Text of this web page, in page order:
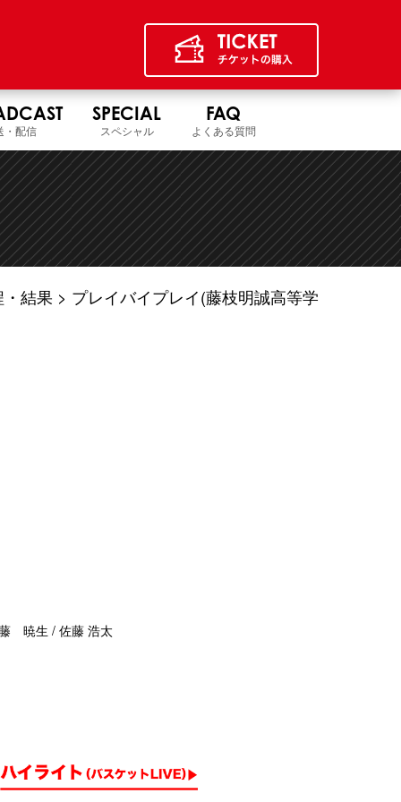
・配信
SPECIAL
スペシャル
FAQ
よくある質問
・結果
プレイバイプレイ(藤枝明誠高等学
暁生 / 佐藤 浩太